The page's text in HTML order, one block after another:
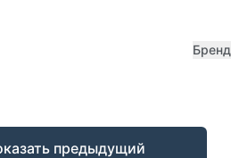
Бренд
предыдущий